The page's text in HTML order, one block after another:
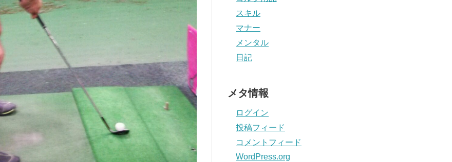
スキル
マナー
メンタル
日記
メタ情報
ログイン
投稿フィード
コメントフィード
WordPress.org